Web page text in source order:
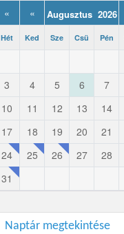
« « Augusztus 2026
Hét Ked Sze Csü Pén
3
4 5 6 7
10
11 12 13 14
17
18 19 20 21
24
25 26 27 28
31
Naptár megtekintése